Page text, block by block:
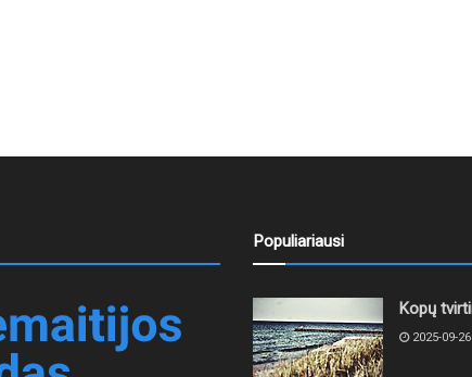
Populiariausi
Kopų
2025-09-26